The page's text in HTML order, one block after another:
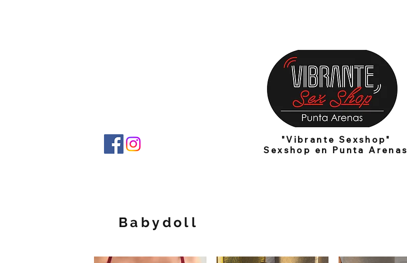
"Vibrante Sexshop"
Sexshop en Punta Arenas
Babydoll